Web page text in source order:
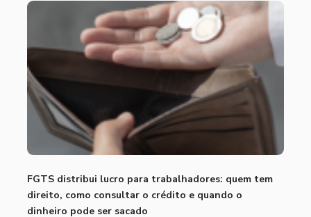
FGTS distribui lucro para trabalhadores: quem tem
direito, como consultar o crédito e quando o
dinheiro pode ser sacado